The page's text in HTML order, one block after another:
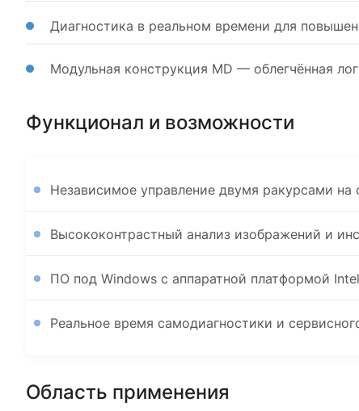
Диагностика в реальном времени для
Модульная конструкция MD — облегчённая
Функционал и возможности
Независимое управление двумя ракурсами на
Высококонтрастный анализ изображений и
ПО под Windows с аппаратной платформой
Реальное время самодиагностики и
Область применения